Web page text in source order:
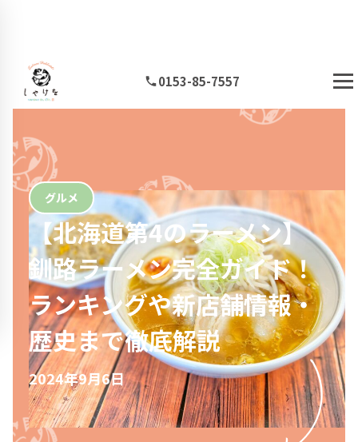
0153-85-7557
グルメ
【北海道第4のラーメン】
釧路ラーメン完全ガイド！
ランキングや新店舗情報・
歴史まで徹底解説
2024年9月6日